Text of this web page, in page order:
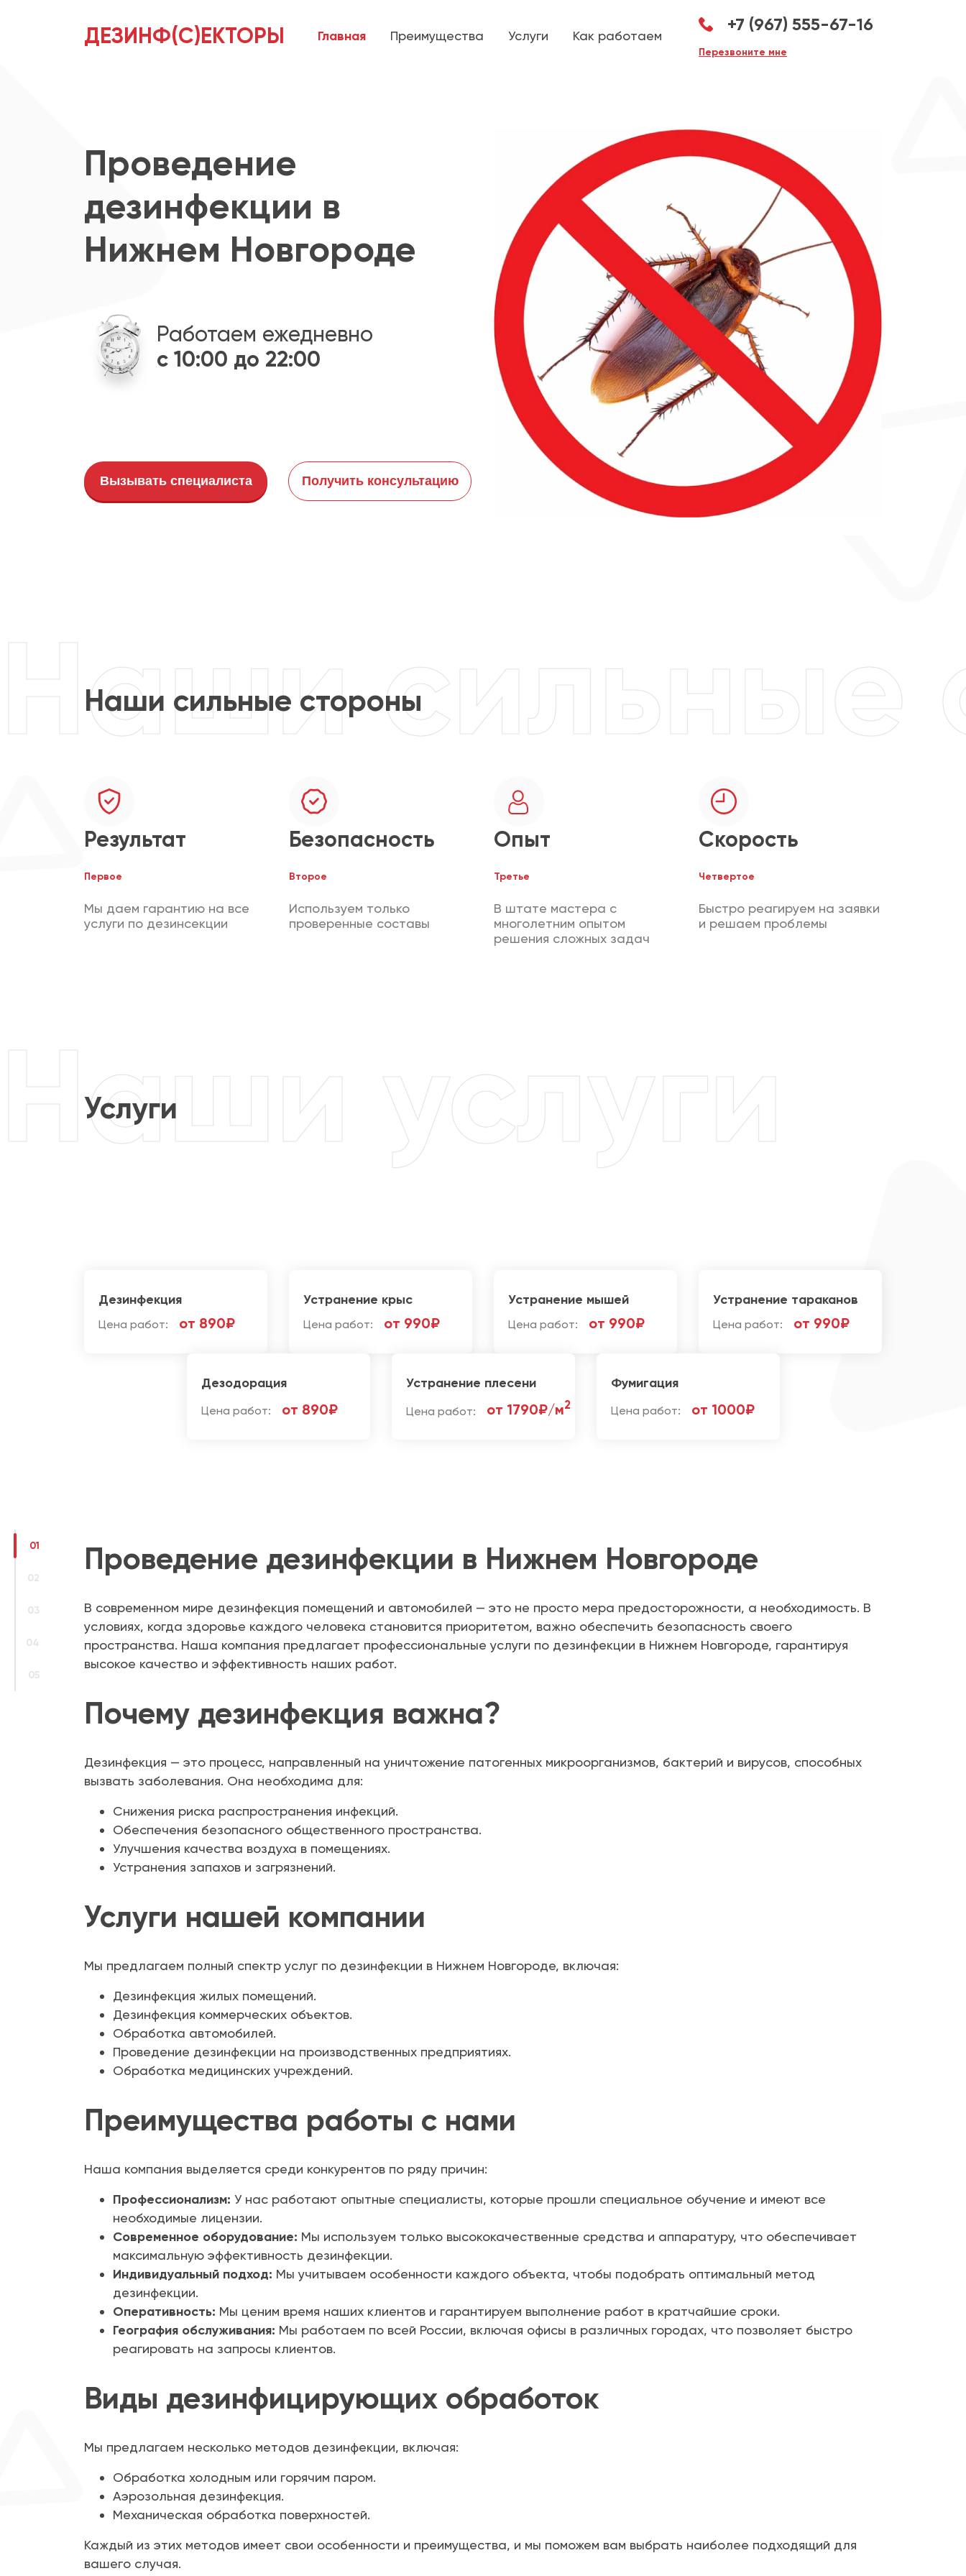
01
02
03
04
05
ДЕЗИНФ(С)ЕКТОРЫ Главная Преимущества Услуги Как работаем
+7 (967) 555-67-16
Перезвоните мне
Проведение
дезинфекции в
Нижнем Новгороде
Работаем ежедневно
с 10:00 до 22:00
Вызывать специалиста Получить консультацию
Наши сильные стороны
Результат
Первое
Мы даем гарантию на все
услуги по дезинсекции
Безопасность
Второе
Используем только
проверенные составы
Опыт
Третье
В штате мастера с
многолетним опытом
решения сложных задач
Скорость
Четвертое
Быстро реагируем на заявки
и решаем проблемы
Услуги
Дезинфекция
Цена работ: от 890₽
Устранение крыс
Цена работ: от 990₽
Устранение мышей
Цена работ: от 990₽
Устранение тараканов
Цена работ: от 990₽
Дезодорация
Цена работ: от 890₽
Устранение плесени
Цена работ: от 1790₽/м2
Фумигация
Цена работ: от 1000₽
Проведение дезинфекции в Нижнем Новгороде
В современном мире дезинфекция помещений и автомобилей — это не просто мера предосторожности, а необходимость. В
условиях, когда здоровье каждого человека становится приоритетом, важно обеспечить безопасность своего
пространства. Наша компания предлагает профессиональные услуги по дезинфекции в Нижнем Новгороде, гарантируя
высокое качество и эффективность наших работ.
Почему дезинфекция важна?
Дезинфекция — это процесс, направленный на уничтожение патогенных микроорганизмов, бактерий и вирусов, способных
вызвать заболевания. Она необходима для:
Снижения риска распространения инфекций.
Обеспечения безопасного общественного пространства.
Улучшения качества воздуха в помещениях.
Устранения запахов и загрязнений.
Услуги нашей компании
Мы предлагаем полный спектр услуг по дезинфекции в Нижнем Новгороде, включая:
Дезинфекция жилых помещений.
Дезинфекция коммерческих объектов.
Обработка автомобилей.
Проведение дезинфекции на производственных предприятиях.
Обработка медицинских учреждений.
Преимущества работы с нами
Наша компания выделяется среди конкурентов по ряду причин:
Профессионализм: У нас работают опытные специалисты, которые прошли специальное обучение и имеют все
необходимые лицензии.
Современное оборудование: Мы используем только высококачественные средства и аппаратуру, что обеспечивает
максимальную эффективность дезинфекции.
Индивидуальный подход: Мы учитываем особенности каждого объекта, чтобы подобрать оптимальный метод
дезинфекции.
Оперативность: Мы ценим время наших клиентов и гарантируем выполнение работ в кратчайшие сроки.
География обслуживания: Мы работаем по всей России, включая офисы в различных городах, что позволяет быстро
реагировать на запросы клиентов.
Виды дезинфицирующих обработок
Мы предлагаем несколько методов дезинфекции, включая:
Обработка холодным или горячим паром.
Аэрозольная дезинфекция.
Механическая обработка поверхностей.
Каждый из этих методов имеет свои особенности и преимущества, и мы поможем вам выбрать наиболее подходящий для
вашего случая.